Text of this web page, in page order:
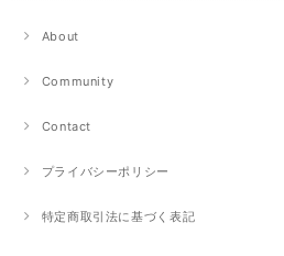
About
Community
Contact
プライバシーポリシー
特定商取引法に基づく表記